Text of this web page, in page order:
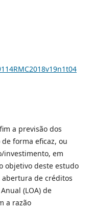
a previsão dos
forma eficaz, ou
investimento, em
objetivo deste estudo
de créditos
(LOA) de
a razão